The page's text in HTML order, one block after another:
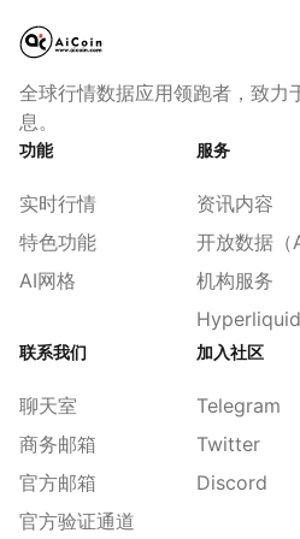
全球行情数据应用领跑者，致力
息。
功能
实时行情
特色功能
AI网格
服务
资讯内容
开放数据（
机构服务
联系我们
聊天室
商务邮箱
官方邮箱
官方验证通道
加入社区
Telegram
Twitter
Discord